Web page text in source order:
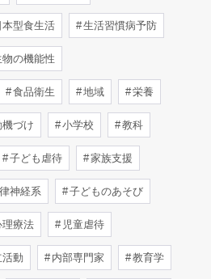
型食生活 生活習慣病予防
の機能性
食品衛生 地域 栄養
づけ 小学校 教科
子ども虐待 家族支援
神経系 子どものあそび
療法 児童虐待
動 内部専門家 教育学